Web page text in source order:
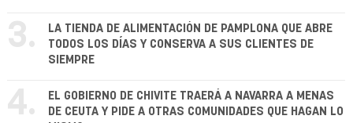
3.
LA TIENDA DE ALIMENTACIÓN DE PAMPLONA QUE ABRE
TODOS LOS DÍAS Y CONSERVA A SUS CLIENTES DE
SIEMPRE
4.
EL GOBIERNO DE CHIVITE TRAERÁ A NAVARRA A MENAS
DE CEUTA Y PIDE A OTRAS COMUNIDADES QUE HAGAN LO